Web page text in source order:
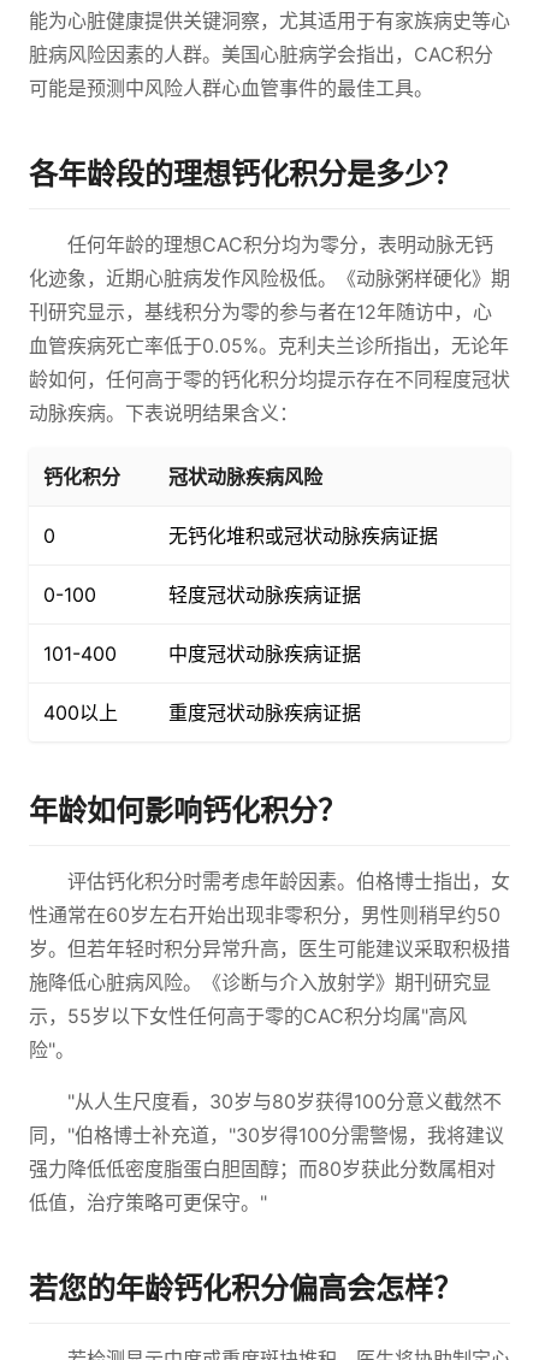
能为心脏健康提供关键洞察，尤其适用于有家族病史等心
脏病风险因素的人群。美国心脏病学会指出，CAC积分
可能是预测中风险人群心血管事件的最佳工具。
各年龄段的理想钙化积分是多少？
任何年龄的理想CAC积分均为零分，表明动脉无钙
化迹象，近期心脏病发作风险极低。《动脉粥样硬化》期
刊研究显示，基线积分为零的参与者在12年随访中，心
血管疾病死亡率低于0.05%。克利夫兰诊所指出，无论年
龄如何，任何高于零的钙化积分均提示存在不同程度冠状
动脉疾病。下表说明结果含义：
钙化积分 冠状动脉疾病风险
0 无钙化堆积或冠状动脉疾病证据
0-100 轻度冠状动脉疾病证据
101-400 中度冠状动脉疾病证据
400以上 重度冠状动脉疾病证据
年龄如何影响钙化积分？
评估钙化积分时需考虑年龄因素。伯格博士指出，女
性通常在60岁左右开始出现非零积分，男性则稍早约50
岁。但若年轻时积分异常升高，医生可能建议采取积极措
施降低心脏病风险。《诊断与介入放射学》期刊研究显
示，55岁以下女性任何高于零的CAC积分均属"高风
险"。
"从人生尺度看，30岁与80岁获得100分意义截然不
同，"伯格博士补充道，"30岁得100分需警惕，我将建议
强力降低低密度脂蛋白胆固醇；而80岁获此分数属相对
低值，治疗策略可更保守。"
若您的年龄钙化积分偏高会怎样？